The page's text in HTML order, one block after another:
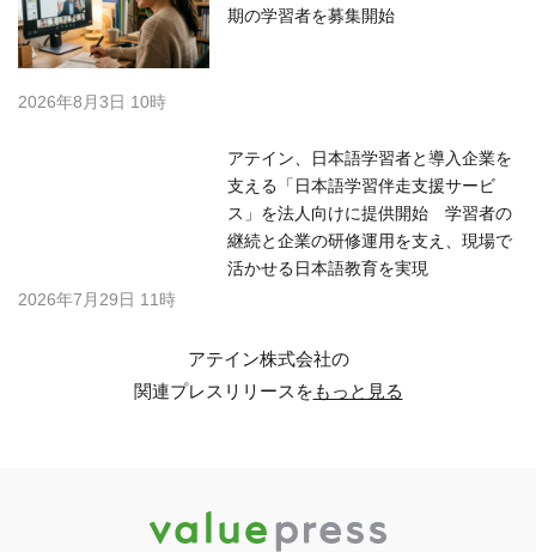
期の学習者を募集開始
2026年8月3日 10時
アテイン、日本語学習者と導入企業を
支える「日本語学習伴走支援サービ
ス」を法人向けに提供開始 学習者の
継続と企業の研修運用を支え、現場で
活かせる日本語教育を実現
2026年7月29日 11時
アテイン株式会社の
関連プレスリリースをもっと見る